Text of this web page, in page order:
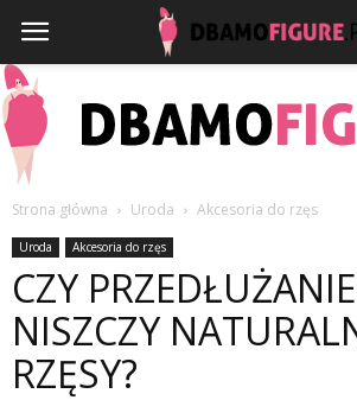
Strona główna Uroda Akcesoria do rzęs
Uroda Akcesoria do rzęs
CZY
NISZCZY
RZĘSY?